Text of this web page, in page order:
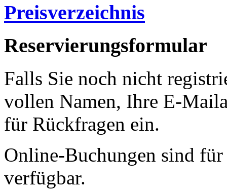
Preisverzeichnis
Reservierungsformular
Falls Sie noch nicht
vollen Namen, Ihre E-
für Rückfragen ein.
Online-Buchungen sind
verfügbar.